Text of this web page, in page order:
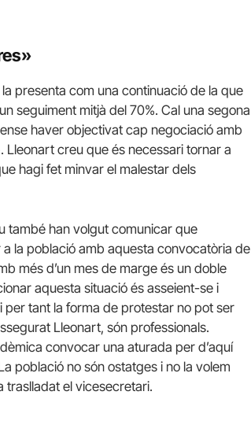
presenta com una continuació de la que
seguiment mitjà del 70%. Cal una segona
haver objectivat cap negociació amb
creu que és necessari tornar a
hagi fet minvar el malestar dels
també han volgut comunicar que
la població amb aquesta convocatòria de
més d’un mes de marge és un doble
aquesta situació és asseient-se i
tant la forma de protestar no pot ser
Lleonart, són professionals.
convocar una aturada per d’aquí
població no són ostatges i no la volem
traslladat el vicesecretari.